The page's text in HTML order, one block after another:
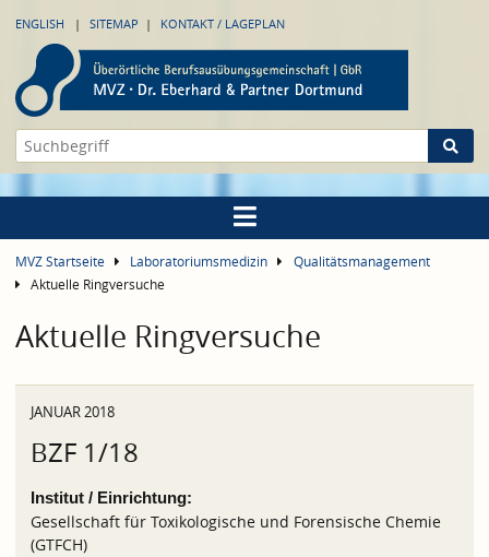
ENGLISH SITEMAP KONTAKT / LAGEPLAN
MVZ Startseite Laboratoriumsmedizin
Qualitätsmanagement
Aktuelle Ringversuche
Aktuelle Ringversuche
JANUAR 2018
BZF 1/18
Institut / Einrichtung:
Gesellschaft für Toxikologische und Forensische Chemie
(GTFCH)